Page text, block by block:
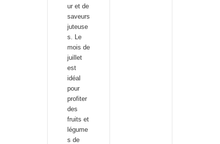
ur et de
saveurs
juteuse
s. Le
mois de
juillet
est
idéal
pour
profiter
des
fruits et
légume
s de